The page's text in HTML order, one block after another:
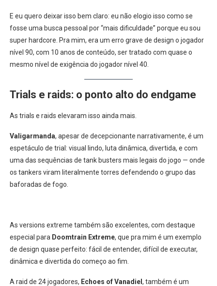
E eu quero deixar isso bem claro: eu não elogio isso como se
fosse uma busca pessoal por “mais dificuldade” porque eu sou
super hardcore. Pra mim, era um erro grave de design o jogador
nível 90, com 10 anos de conteúdo, ser tratado com quase o
mesmo nível de exigência do jogador nível 40.
Trials e raids: o ponto alto do endgame
As trials e raids elevaram isso ainda mais.
Valigarmanda, apesar de decepcionante narrativamente, é um
espetáculo de trial: visual lindo, luta dinâmica, divertida, e com
uma das sequências de tank busters mais legais do jogo — onde
os tankers viram literalmente torres defendendo o grupo das
baforadas de fogo.
As versions extreme também são excelentes, com destaque
especial para Doomtrain Extreme, que pra mim é um exemplo
de design quase perfeito: fácil de entender, difícil de executar,
dinâmica e divertida do começo ao fim.
A raid de 24 jogadores, Echoes of Vanadiel , também é um